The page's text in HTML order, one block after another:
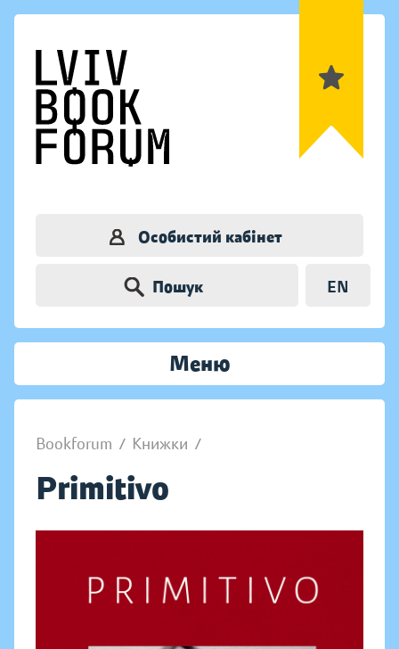
Особистий кабінет
Пошук EN
Меню
Bookforum / Книжки /
Primitivo